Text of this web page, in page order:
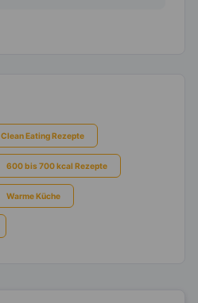
Clean Eating Rezepte
600 bis 700 kcal Rezepte
Warme Küche